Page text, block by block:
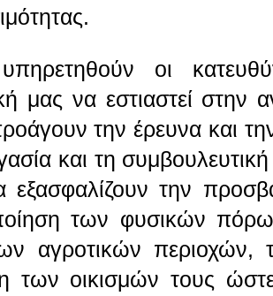
οι
μας να εστιαστεί
την έρευνα και
και τη
εξασφαλίζουν την
των φυσικών
αγροτικών περιοχών,
των οικισμών τους